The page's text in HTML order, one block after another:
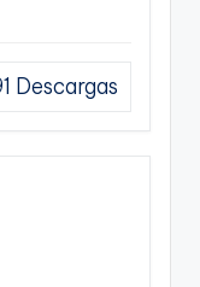
Descargas